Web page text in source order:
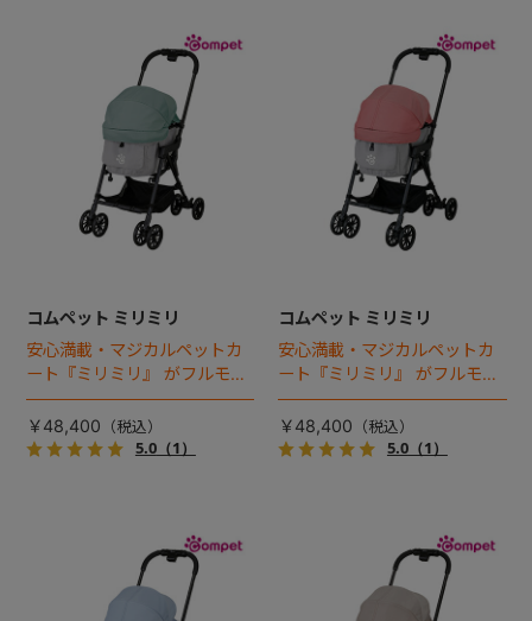
コムペット ミリミリ
安心満載・マジカルペットカ
ート『ミリミリ』 がフルモデ
ルチェンジ。 新機能「マジカ
ルフォールディング」搭載
￥48,400
5.0（1）
コムペット ミリミリ
安心満載・マジカルペットカ
ート『ミリミリ』 がフルモデ
ルチェンジ。 新機能「マジカ
ルフォールディング」搭載
￥48,400
5.0（1）